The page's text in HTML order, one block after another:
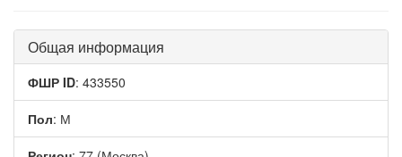
Общая информация
ФШР ID: 433550
Пол: М